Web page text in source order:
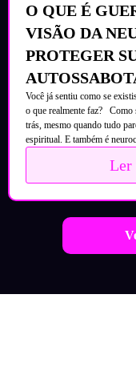
O QUE É
VISÃO DA
PROTEGER
Você já sentiu como se
o que realmente faz? Como
trás, mesmo quando tudo
espiritual. E também é
Ler